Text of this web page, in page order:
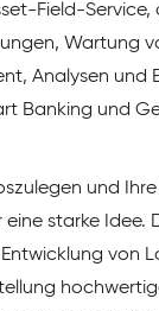
Field-Service,
Wartung
Analysen und
Banking und
und
eine starke Idee.
von